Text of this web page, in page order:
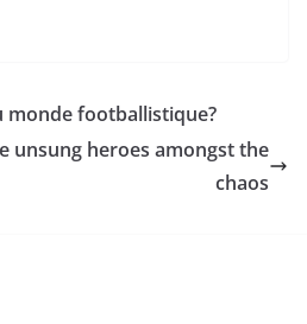
monde footballistique?
unsung heroes amongst the
chaos